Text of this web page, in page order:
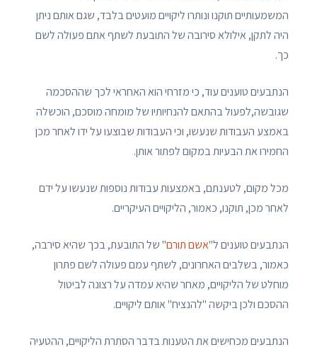
המשמעותיים תוקנו ונותרו ליקויים מועטים בלבד, שגם אותם ניתן
היה לתקן, אילולא סירובה של התובעת לשתף אתם פעולה לשם
כך.
הנתבעים טוענים עוד, כי מזרחי הוא האחראי לכך שההסכמה
שגובשה,לפעול בהתאם להנחיותיו של מומחה מוסכם, הוכשלה
באמצע העבודות שנעשו, וכי העבודות שבוצעו על ידו לאחר מכן
החמירו את הבעיות במקום לפתור אותן.
מכל מקום, לטענתם, באמצעות עבודות נוספות שנעשו על ידם
לאחר מכן, תוקנו, כאמור, הליקויים העיקריים.
הנתבעים טוענים ל"אשם תורם" של התובעת, בכך שהיא סירבה,
כאמור, בשלבים האחרונים, לשתף עמם פעולה לשם פתרון
מוחלט של הליקויים, מאחר שהיא עמדה על רצונה לביטול
ההסכם ולכן ביקשה "להנציח" אותם ליקויים.
הנתבעים מכחישים את הטענות בדבר הסתרת הליקויים, ההטעיה